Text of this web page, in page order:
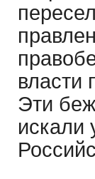
власти
Эти
искали